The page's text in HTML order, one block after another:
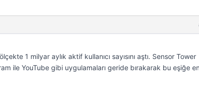
1 milyar aylık aktif kullanıcı sayısını aştı. Sensor Tower
ile YouTube gibi uygulamaları geride bırakarak bu eşiğe en